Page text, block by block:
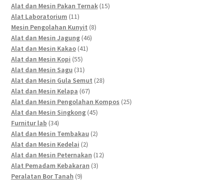
products
Alat dan Mesin Pakan Ternak 1515
Alat Laboratorium 1111
products
Mesin Pengolahan Kunyit 88
Alat dan Mesin Jagung 4646
Alat dan Mesin Kakao 4141
Alat dan Mesin Kopi 5555
products
Alat dan Mesin Sagu 3131
products
Alat dan Mesin Gula Semut 2828
Alat dan Mesin Kelapa 6767
products
Alat dan Mesin Pengolahan Kompos 2525
Alat dan Mesin Singkong 4545
Furnitur lab 3434
products
Alat dan Mesin Tembakau 22
Alat dan Mesin Kedelai 22
products
Alat dan Mesin Peternakan 1212
Alat Pemadam Kebakaran 33
Peralatan Bor Tanah 99